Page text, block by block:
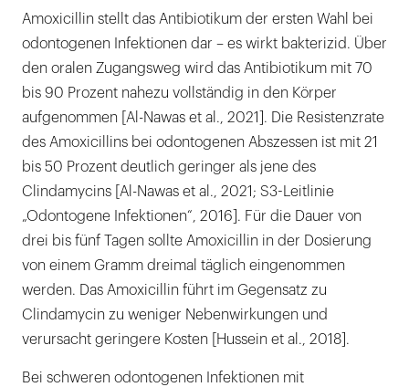
Amoxicillin stellt das Antibiotikum der ersten Wahl bei
odontogenen Infektionen dar – es wirkt bakterizid. Über
den oralen Zugangsweg wird das Antibiotikum mit 70
bis 90 Prozent nahezu vollständig in den Körper
aufgenommen [Al-Nawas et al., 2021]. Die Resistenzrate
des Amoxicillins bei odontogenen Abszessen ist mit 21
bis 50 Prozent deutlich geringer als jene des
Clindamycins [Al-Nawas et al., 2021; S3-Leitlinie
„Odontogene Infektionen“, 2016]. Für die Dauer von
drei bis fünf Tagen sollte Amoxicillin in der Dosierung
von einem Gramm dreimal täglich eingenommen
werden. Das Amoxicillin führt im Gegensatz zu
Clindamycin zu weniger Nebenwirkungen und
verursacht geringere Kosten [Hussein et al., 2018].
Bei schweren odontogenen Infektionen mit